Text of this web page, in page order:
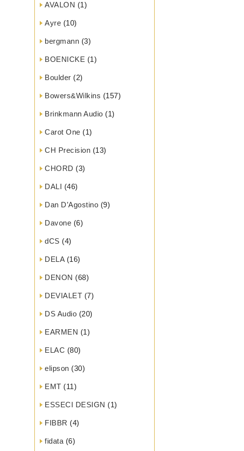
AVALON (1)
Ayre (10)
bergmann (3)
BOENICKE (1)
Boulder (2)
Bowers&Wilkins (157)
Brinkmann Audio (1)
Carot One (1)
CH Precision (13)
CHORD (3)
DALI (46)
Dan D’Agostino (9)
Davone (6)
dCS (4)
DELA(16)
DENON (68)
DEVIALET (7)
DS Audio (20)
EARMEN (1)
ELAC (80)
elipson (30)
EMT (11)
ESSECI DESIGN (1)
FIBBR (4)
fidata (6)